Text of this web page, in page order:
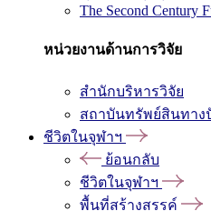
The Second Century
หน่วยงานด้านการวิจัย
สำนักบริหารวิจัย
สถาบันทรัพย์สินทา
ชีวิตในจุฬาฯ
ย้อนกลับ
ชีวิตในจุฬาฯ
พื้นที่สร้างสรรค์